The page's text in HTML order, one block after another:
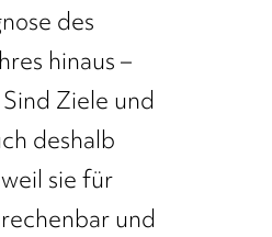
des
hinaus –
Ziele und
deshalb
sie für
und